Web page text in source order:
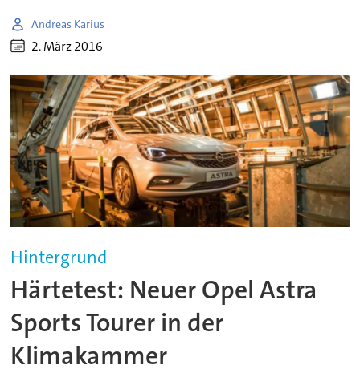
Andreas Karius
2. März 2016
Hintergrund
Härtetest: Neuer Opel Astra
Sports Tourer in der
Klimakammer